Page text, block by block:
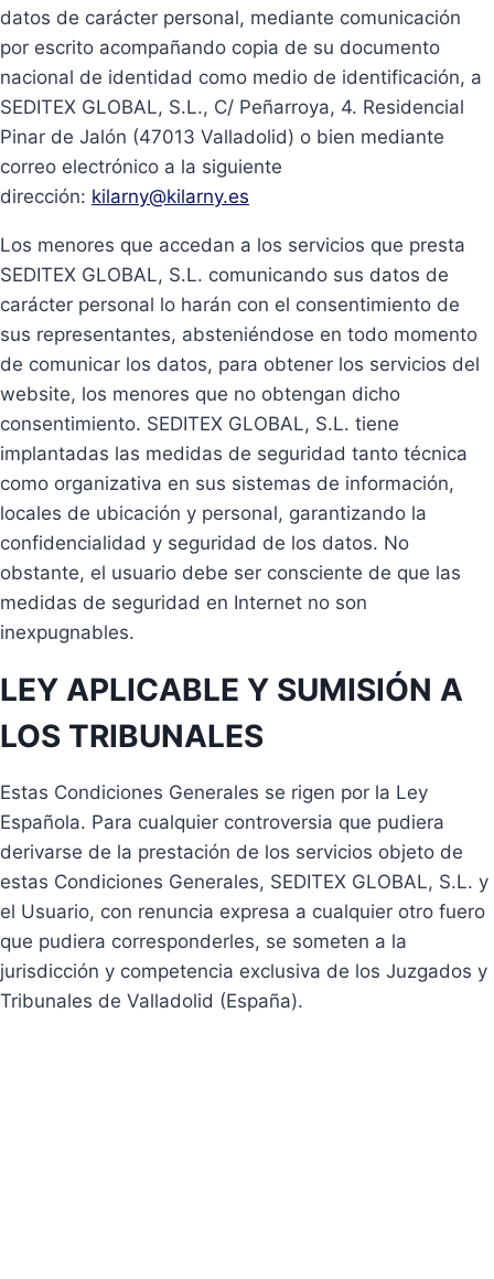
datos de carácter personal, mediante comunicación
por escrito acompañando copia de su documento
nacional de identidad como medio de identificación, a
SEDITEX GLOBAL, S.L., C/ Peñarroya, 4. Residencial
Pinar de Jalón (47013 Valladolid) o bien mediante
correo electrónico a la siguiente
dirección: kilarny@kilarny.es
Los menores que accedan a los servicios que presta
SEDITEX GLOBAL, S.L. comunicando sus datos de
carácter personal lo harán con el consentimiento de
sus representantes, absteniéndose en todo momento
de comunicar los datos, para obtener los servicios del
website, los menores que no obtengan dicho
consentimiento. SEDITEX GLOBAL, S.L. tiene
implantadas las medidas de seguridad tanto técnica
como organizativa en sus sistemas de información,
locales de ubicación y personal, garantizando la
confidencialidad y seguridad de los datos. No
obstante, el usuario debe ser consciente de que las
medidas de seguridad en Internet no son
inexpugnables.
LEY APLICABLE Y SUMISIÓN A
LOS TRIBUNALES
Estas Condiciones Generales se rigen por la Ley
Española. Para cualquier controversia que pudiera
derivarse de la prestación de los servicios objeto de
estas Condiciones Generales, SEDITEX GLOBAL, S.L. y
el Usuario, con renuncia expresa a cualquier otro fuero
que pudiera corresponderles, se someten a la
jurisdicción y competencia exclusiva de los Juzgados y
Tribunales de Valladolid (España).